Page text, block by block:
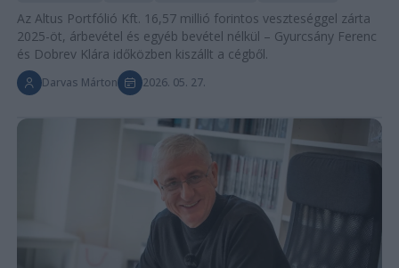
Az Altus Portfólió Kft. 16,57 millió forintos veszteséggel zárta
2025-öt, árbevétel és egyéb bevétel nélkül – Gyurcsány Ferenc
és Dobrev Klára időközben kiszállt a cégből.
Darvas Márton 2026. 05. 27.